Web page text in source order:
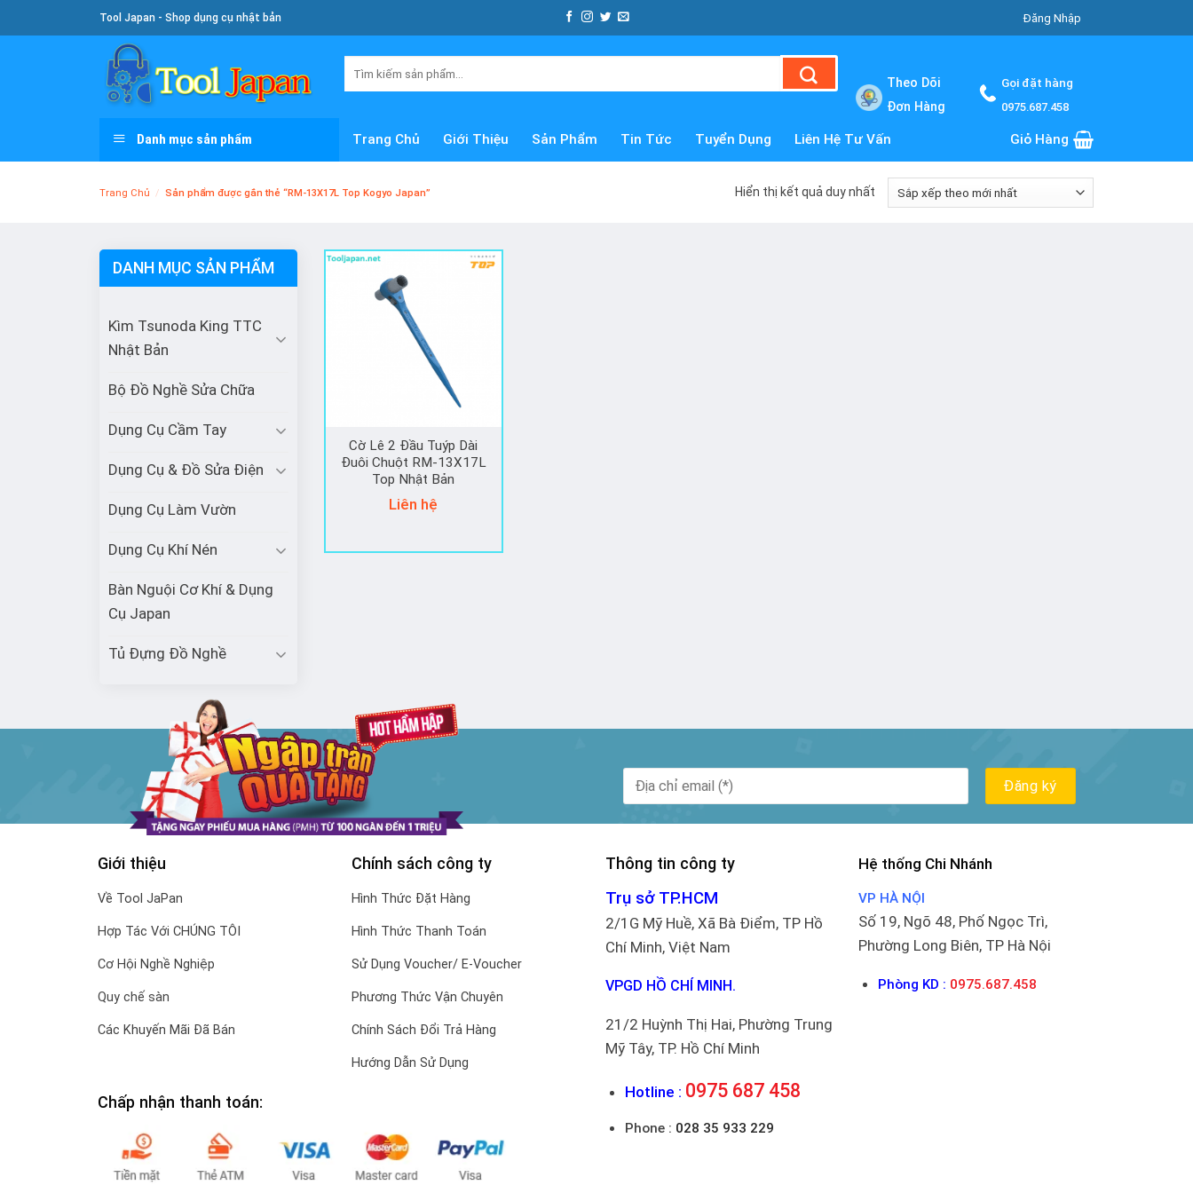
To
Tool Japan - Shop dụng cụ nhật bản Đăng Nhập
Theo Dõi
Đơn Hàng
Gọi đặt hàng
0975.687.458
Danh mục sản phẩm Trang Chủ Giới Thiệu Sản Phẩm Tin Tức Tuyển Dụng Liên Hệ Tư Vấn Giỏ Hàng
Trang Chủ / Sản phẩm được gắn thẻ “RM-13X17L Top Kogyo Japan” Hiển thị kết quả duy nhất
DANH MỤC SẢN PHẨM
Kìm Tsunoda King TTC
Nhật Bản
Bộ Đồ Nghề Sửa Chữa
Dụng Cụ Cầm Tay
Dụng Cụ & Đồ Sửa Điện
Dụng Cụ Làm Vườn
Dụng Cụ Khí Nén
Bàn Nguội Cơ Khí & Dụng
Cụ Japan
Tủ Đựng Đồ Nghề
Cờ Lê 2 Đầu Tuýp Dài
Đuôi Chuột RM-13X17L
Top Nhật Bản
Liên hệ
Giới thiệu
Về Tool JaPan
Hợp Tác Với CHÚNG TÔI
Cơ Hội Nghề Nghiệp
Quy chế sàn
Các Khuyến Mãi Đã Bán
Chính sách công ty
Hình Thức Đặt Hàng
Hình Thức Thanh Toán
Sử Dụng Voucher/ E-Voucher
Phương Thức Vận Chuyên
Chính Sách Đổi Trả Hàng
Hướng Dẫn Sử Dụng
Chấp nhận thanh toán:
Thông tin công ty
Trụ sở TP.HCM
2/1G Mỹ Huề, Xã Bà Điểm, TP Hồ
Chí Minh, Việt Nam
VPGD HỒ CHÍ MINH.
21/2 Huỳnh Thị Hai, Phường Trung
Mỹ Tây, TP. Hồ Chí Minh
Hotline : 0975 687 458
Phone : 028 35 933 229
Hệ thống Chi Nhánh
VP HÀ NỘI
Số 19, Ngõ 48, Phố Ngọc Trì,
Phường Long Biên, TP Hà Nội
Phòng KD : 0975.687.458